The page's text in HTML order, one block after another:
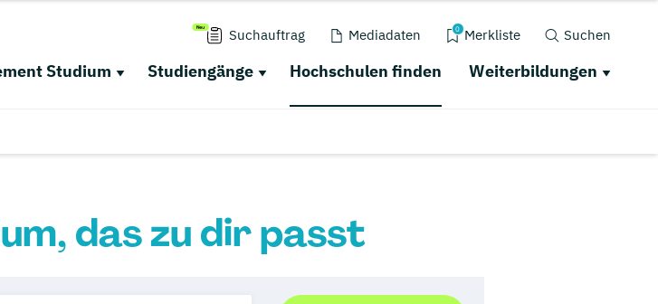
Suchauftrag Mediadaten 0 Merkliste Suchen
Studium Studiengänge Hochschulen finden Weiterbildungen
das zu dir passt